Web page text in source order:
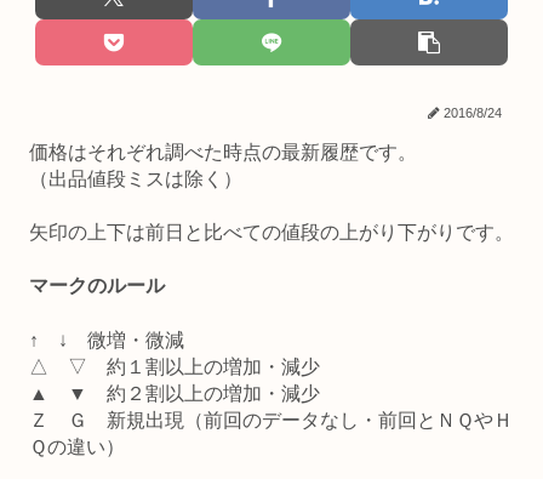
2016/8/24
価格はそれぞれ調べた時点の最新履歴です。
（出品値段ミスは除く）
矢印の上下は前日と比べての値段の上がり下がりです。
マークのルール
↑ ↓ 微増・微減
△ ▽ 約１割以上の増加・減少
▲ ▼ 約２割以上の増加・減少
Ｚ Ｇ 新規出現（前回のデータなし・前回とＮＱやＨ
Ｑの違い）